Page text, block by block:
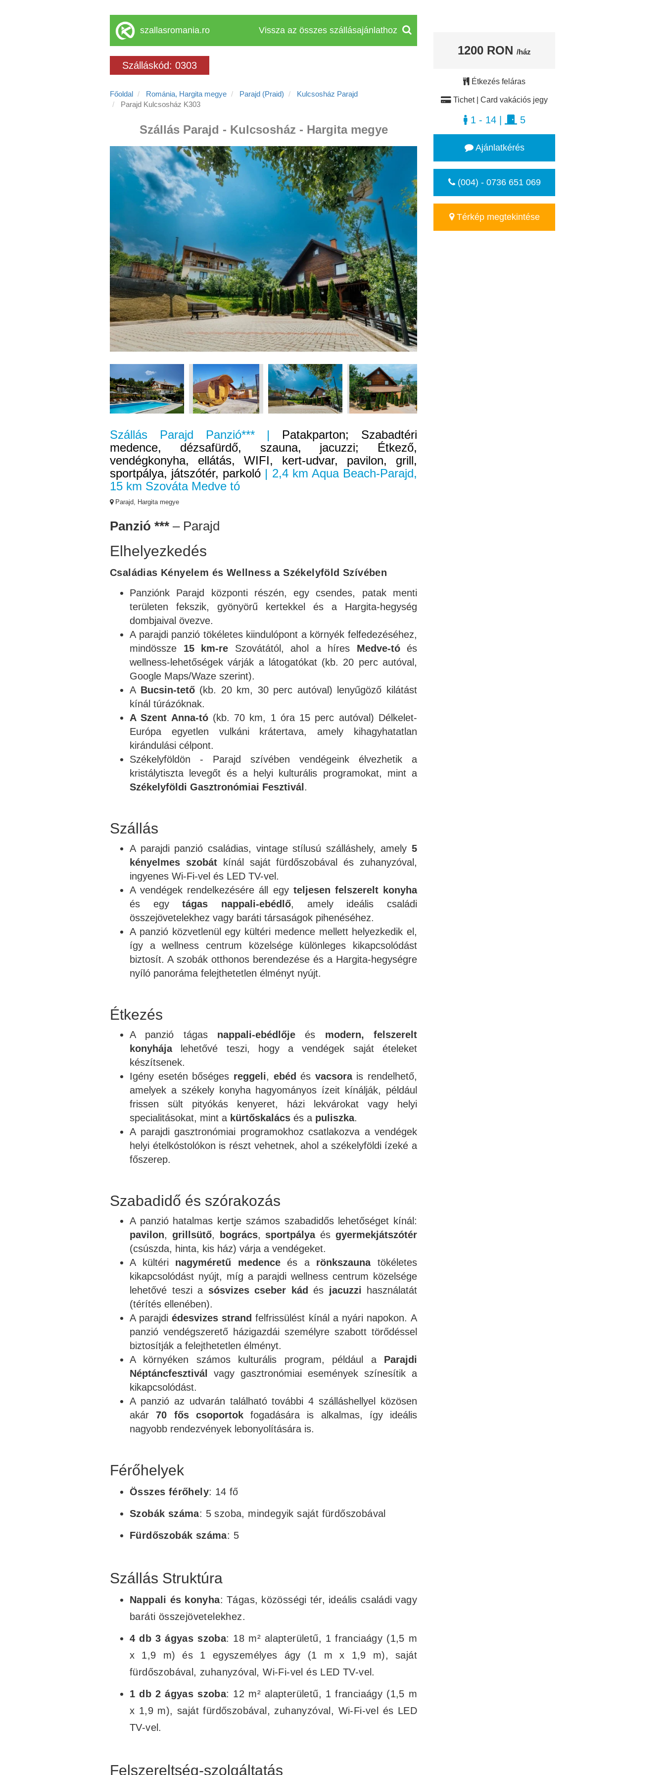
szallasromania.ro Vissza az összes szállásajánlathoz
Szálláskód: 0303
Főoldal Románia, Hargita megye Parajd (Praid)
Kulcsosház Parajd
Parajd Kulcsosház K303
Szállás Parajd - Kulcsosház - Hargita megye
Szállás Parajd Panzió*** | Patakparton; Szabadtéri
medence, dézsafürdő, szauna, jacuzzi; Étkező,
vendégkonyha, ellátás, WIFI, kert-udvar, pavilon, grill,
sportpálya, játszótér, parkoló | 2,4 km Aqua Beach-Parajd,
15 km Szováta Medve tó
Parajd, Hargita megye
Panzió *** – Parajd
Elhelyezkedés
Családias Kényelem és Wellness a Székelyföld Szívében
Panziónk Parajd központi részén, egy csendes, patak menti
területen fekszik, gyönyörű kertekkel és a Hargita-hegység
dombjaival övezve.
A parajdi panzió tökéletes kiindulópont a környék felfedezéséhez,
mindössze 15 km-re Szovátától, ahol a híres Medve-tóés
wellness-lehetőségek várják a látogatókat (kb. 20 perc autóval,
Google Maps/Waze szerint).
A Bucsin-tető(kb. 20 km, 30 perc autóval) lenyűgöző kilátást
kínál túrázóknak.
A Szent Anna-tó(kb. 70 km, 1 óra 15 perc autóval) Délkelet-
Európa egyetlen vulkáni krátertava, amely kihagyhatatlan
kirándulási célpont.
Székelyföldön - Parajd szívében vendégeink élvezhetik a
kristálytiszta levegőt és a helyi kulturális programokat, mint a
Székelyföldi Gasztronómiai Fesztivál .
Szállás
A parajdi panzió családias, vintage stílusú szálláshely, amely 5
kényelmes szobátkínál saját fürdőszobával és zuhanyzóval,
ingyenes Wi-Fi-vel és LED TV-vel.
A vendégek rendelkezésére áll egy teljesen felszerelt konyha
és egytágas nappali-ebédlő, amely ideális családi
összejövetelekhez vagy baráti társaságok pihenéséhez.
A panzió közvetlenül egy kültéri medence mellett helyezkedik el,
így a wellness centrum közelsége különleges kikapcsolódást
biztosít. A szobák otthonos berendezése és a Hargita-hegységre
nyíló panoráma felejthetetlen élményt nyújt.
Étkezés
A panzió tágas nappali-ebédlője és modern, felszerelt
konyhájalehetővé teszi, hogy a vendégek saját ételeket
készítsenek.
Igény esetén bőséges reggeli, ebéd és vacsorais rendelhető,
amelyek a székely konyha hagyományos ízeit kínálják, például
frissen sült pityókás kenyeret, házi lekvárokat vagy helyi
specialitásokat, mint a kürtőskalács és a puliszka.
A parajdi gasztronómiai programokhoz csatlakozva a vendégek
helyi ételkóstolókon is részt vehetnek, ahol a székelyföldi ízeké a
főszerep.
Szabadidő és szórakozás
A panzió hatalmas kertje számos szabadidős lehetőséget kínál:
pavilon, grillsütő, bogrács, sportpályaésgyermekjátszótér
(csúszda, hinta, kis ház) várja a vendégeket.
A kültéri nagyméretű medenceés a rönkszaunatökéletes
kikapcsolódást nyújt, míg a parajdi wellness centrum közelsége
lehetővé teszi a sósvizes cseber kád és jacuzzi használatát
(térítés ellenében).
A parajdiédesvizes strand felfrissülést kínál a nyári napokon. A
panzió vendégszerető házigazdái személyre szabott törődéssel
biztosítják a felejthetetlen élményt.
A környéken számos kulturális program, például a Parajdi
Néptáncfesztivál
vagy gasztronómiai események színesítik a
kikapcsolódást.
A panzió az udvarán található további 4 szálláshellyel közösen
akár70 fős csoportokfogadására is alkalmas, így ideális
nagyobb rendezvények lebonyolítására is.
Férőhelyek
Összes férőhely: 14 fő
Szobák száma: 5 szoba, mindegyik saját fürdőszobával
Fürdőszobák száma: 5
Szállás Struktúra
Nappali és konyha: Tágas, közösségi tér, ideális családi vagy
baráti összejövetelekhez.
4 db 3 ágyas szoba: 18 m² alapterületű, 1 franciaágy (1,5 m
x 1,9 m) és 1 egyszemélyes ágy (1 m x 1,9 m), saját
fürdőszobával, zuhanyzóval, Wi-Fi-vel és LED TV-vel.
1 db 2 ágyas szoba: 12 m² alapterületű, 1 franciaágy (1,5 m
x 1,9 m), saját fürdőszobával, zuhanyzóval, Wi-Fi-vel és LED
TV-vel.
Felszereltség-szolgáltatás
1200 RON /ház
Étkezés feláras
Tichet | Card vakációs jegy
1 - 14| 5
Ajánlatkérés
(004) - 0736 651 069
Térkép megtekintése